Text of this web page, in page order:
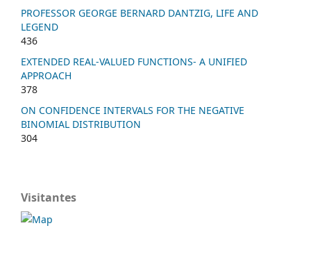
PROFESSOR GEORGE BERNARD DANTZIG, LIFE AND
LEGEND
436
EXTENDED REAL-VALUED FUNCTIONS- A UNIFIED
APPROACH
378
ON CONFIDENCE INTERVALS FOR THE NEGATIVE
BINOMIAL DISTRIBUTION
304
Visitantes